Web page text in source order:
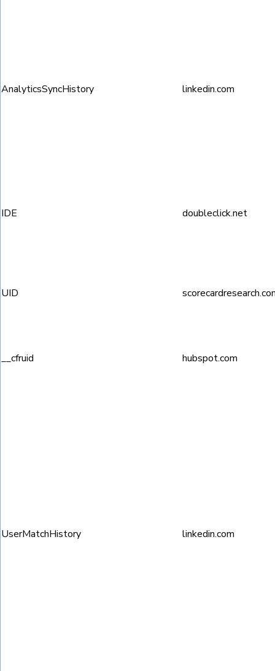
AnalyticsSyncHistory linkedin.com
IDE doubleclick.net
UID
__cfruid hubspot.com
UserMatchHistory linkedin.com